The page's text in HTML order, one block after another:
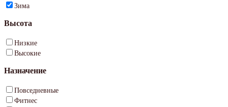
Зима
Высота
Низкие
Высокие
Назначение
Повседневные
Фитнес